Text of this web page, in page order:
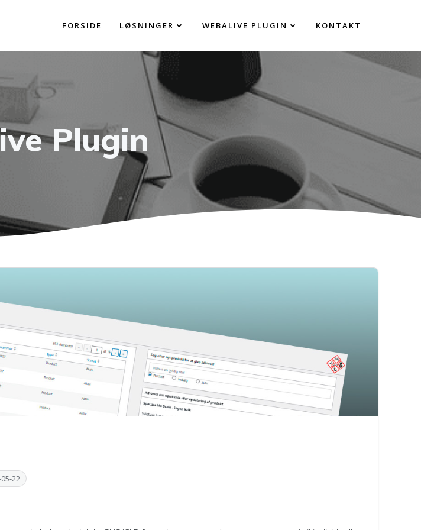
FORSIDE LØSNINGER WEBALIVE PLUGIN KONTAKT
Plugin
22